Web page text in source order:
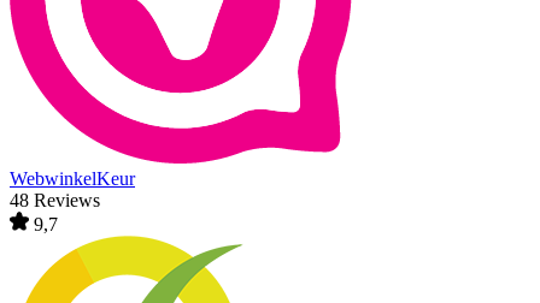
WebwinkelKeur
48 Reviews
9,7